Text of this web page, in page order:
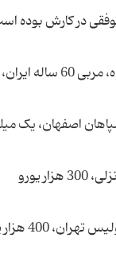
در کارش بوده
‌برد کسب کرده است.
یک میلیون و 700
یورو
400 هزار یورو